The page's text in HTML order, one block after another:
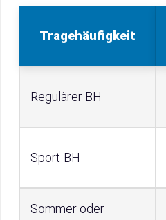
Tragehäufigkeit
Regulärer BH
Sport-BH
Sommer oder